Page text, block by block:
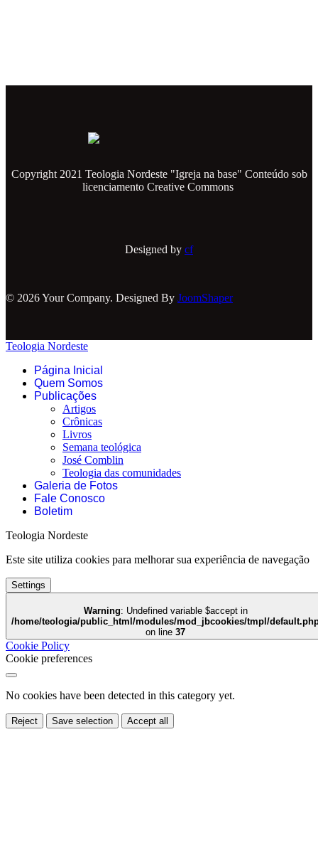
Copyright 2021 Teologia Nordeste "Igreja na base" Conteúdo sob
licenciamento Creative Commons
Designed by cf
© 2026 Your Company. Designed By JoomShaper
Teologia Nordeste
Página Inicial
Quem Somos
Publicações
Artigos
Crônicas
Livros
Semana teológica
José Comblin
Teologia das comunidades
Galeria de Fotos
Fale Conosco
Boletim
Teologia Nordeste
Este site utiliza cookies para melhorar sua experiência de navegação
Settings
Warning
: Undefined variable $accept in
/home/teologia/public_html/modules/mod_jbcookies/tmpl/
on line 37
Cookie Policy
Cookie preferences
No cookies have been detected in this category yet.
Reject Save selection Accept all